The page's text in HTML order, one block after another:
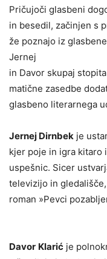
Pričujoči glasbeni
in besedil, začinjen s
že poznajo iz
Jernej
in Davor skupaj
matične zasedbe
glasbeno literarnega
Jernej Dirnbek je
kjer poje in igra kitaro
uspešnic. Sicer
televizijo in
roman »Pevci
Davor Klarić je